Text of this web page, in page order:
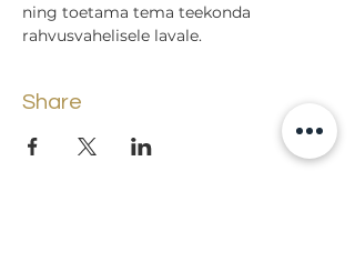
ning toetama tema teekonda
rahvusvahelisele lavale.
Share